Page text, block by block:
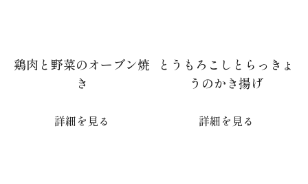
鶏肉と野菜のオーブン焼
き
詳細を見る
とうもろこしとらっきょ
うのかき揚げ
詳細を見る